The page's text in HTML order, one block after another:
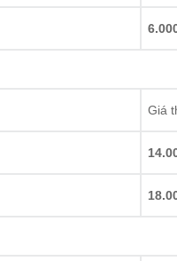
Giá